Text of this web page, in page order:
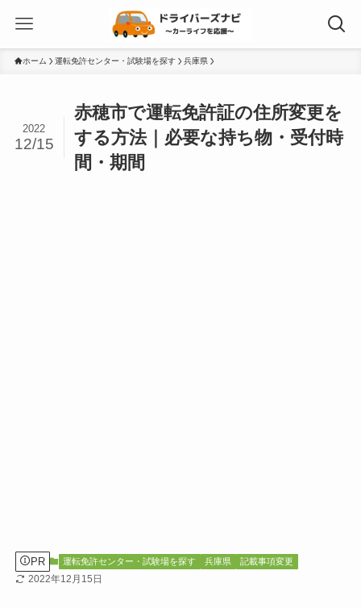
ホーム 運転免許センター・試験場を探す 兵庫県
赤穂市で運転免許証の住所変更を
する方法｜必要な持ち物・受付時
間・期間
2022
12/15
PR 運転免許センター・試験場を探す 兵庫県 記載事項変更
2022年12月15日